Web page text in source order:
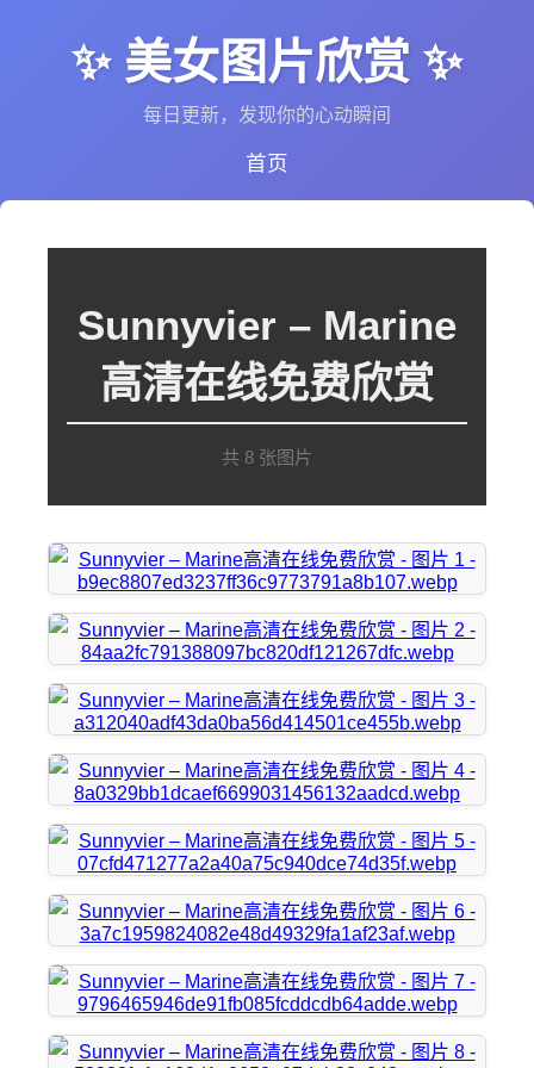
✨ 美女图片欣赏 ✨
每日更新，发现你的心动瞬间
首页
Sunnyvier – Marine
高清在线免费欣赏
共 8 张图片